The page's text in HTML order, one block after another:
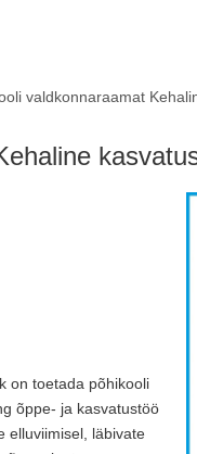
valdkonnaraamat
on toetada põhikooli
õppe- ja kasvatustöö
elluviimisel, läbivate